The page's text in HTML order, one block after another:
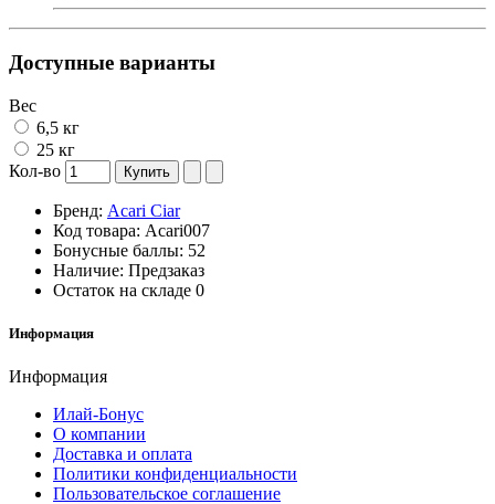
Доступные варианты
Вес
6,5 кг
25 кг
Кол-во
Купить
Бренд: Acari Ciar
Код товара: Acari007
Бонусные баллы: 52
Наличие: Предзаказ
Остаток на складе 0
Информация
Информация
Илай-Бонус
О компании
Доставка и оплата
Политики конфиденциальности
Пользовательское соглашение